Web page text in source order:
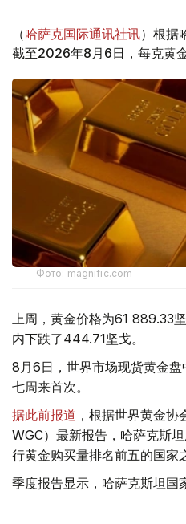
（哈萨克国际通讯社讯）根据
截至2026年8月6日，每克黄
Фото: magnific.com
上周，黄金价格为61 889.33
内下跌了444.71坚戈。
8月6日，世界市场现货黄金
七周来首次。
据此前报道 ，根据世界黄金
WGC）最新报告，哈萨克斯
行黄金购买量排名前五的国家
季度报告显示，哈萨克斯坦国